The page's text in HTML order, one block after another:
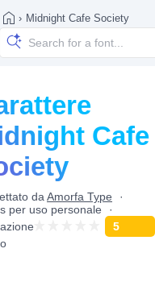
› Midnight Cafe Society
Cafe
da Amorfa Type
per uso personale
5